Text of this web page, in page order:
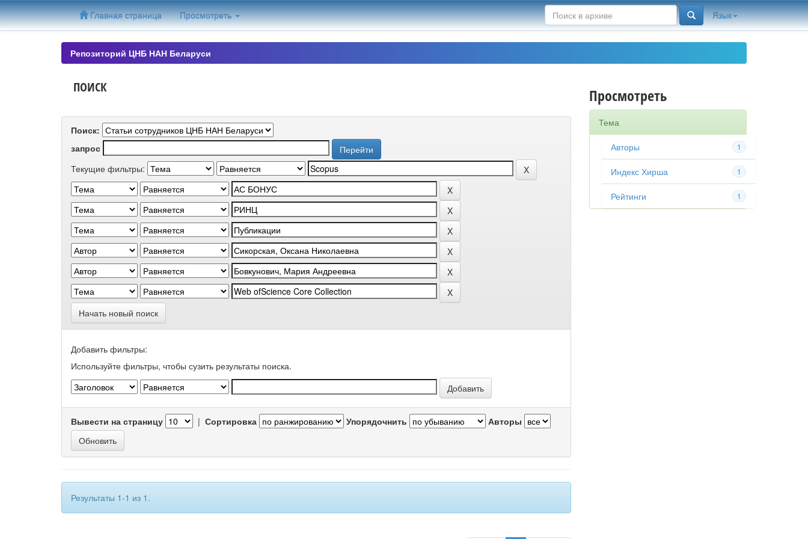
Skip
navigation
Главная страница Просмотреть Язык
Репозиторий ЦНБ НАН Беларуси
ПОИСК
Поиск:
запрос
Текущие фильтры:
Начать новый поиск
Добавить фильтры:
Используйте фильтры, чтобы сузить результаты поиска.
Вывести на страницу | Сортировка Упорядочнить Авторы
Результаты 1-1 из 1.
Просмотреть
Тема
1
Авторы
1
Индекс Хирша
1
Рейтинги